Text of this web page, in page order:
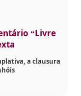
“Livre
a clausura